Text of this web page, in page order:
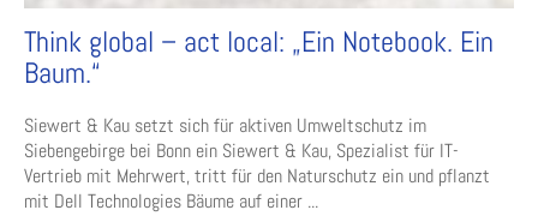
Think global – act local: „Ein Notebook. Ein
Baum.“
Siewert & Kau setzt sich für aktiven Umweltschutz im
Siebengebirge bei Bonn ein Siewert & Kau, Spezialist für IT-
Vertrieb mit Mehrwert, tritt für den Naturschutz ein und pflanzt
mit Dell Technologies Bäume auf einer ...